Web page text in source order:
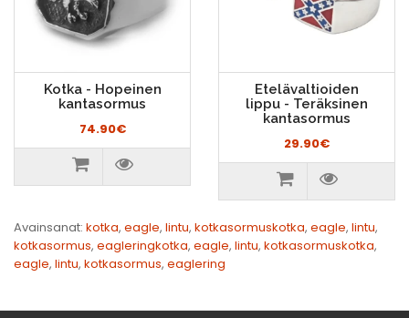
Kotka - Hopeinen
kantasormus
74.90€
Etelävaltioiden
lippu - Teräksinen
kantasormus
29.90€
Avainsanat: kotka, eagle, lintu, kotkasormuskotka, eagle, lintu,
kotkasormus, eagleringkotka, eagle, lintu, kotkasormuskotka,
eagle, lintu, kotkasormus, eaglering